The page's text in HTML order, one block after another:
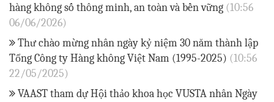
hàng không số thông minh, an toàn và bền vững (10:56
06/06/2026)
Thư chào mừng nhân ngày kỷ niệm 30 năm thành lập
Tổng Công ty Hàng không Việt Nam (1995-2025) (10:56
22/05/2025)
VAAST tham dự Hội thảo khoa học VUSTA nhân Ngày